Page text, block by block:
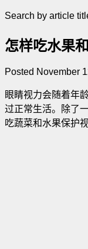
Search by article
怎样吃水果
Posted November
眼睛视力会随着年
过正常生活。除了
吃蔬菜和水果保护